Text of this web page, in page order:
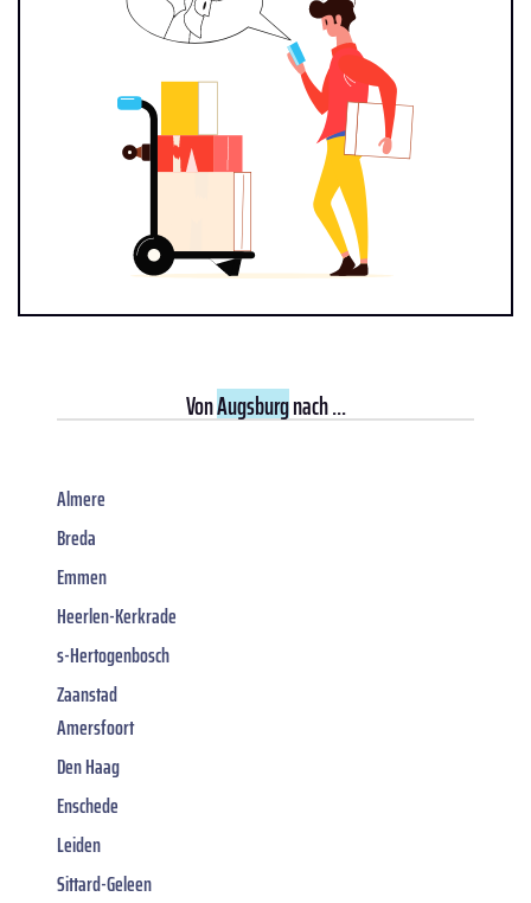
VonAugsburgnach ...
Almere
Breda
Emmen
Heerlen-Kerkrade
s-Hertogenbosch
Zaanstad
Amersfoort
Den Haag
Enschede
Leiden
Sittard-Geleen